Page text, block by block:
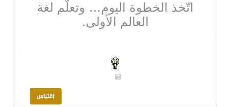
اتّخذ الخطوة اليوم… وتعلّم لغة
العالم الأولى.